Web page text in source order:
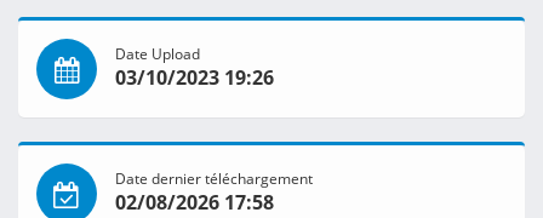
Date Upload
03/10/2023 19:26
Date dernier téléchargement
02/08/2026 17:58